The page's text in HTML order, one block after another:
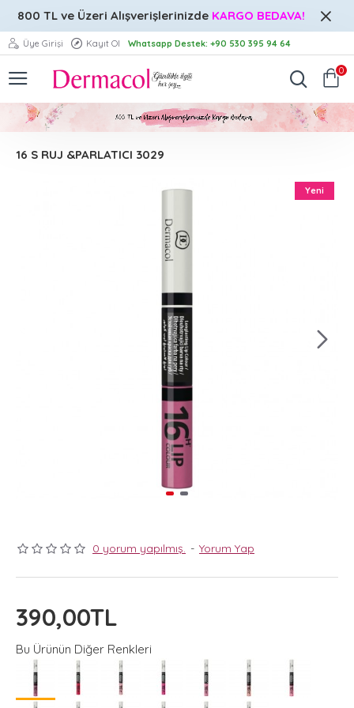
800 TL ve Üzeri Alışverişlerinizde KARGO BEDAVA!
Üye Girişi Kayıt Ol Whatsapp Destek: +90 530 395 94 64
0
16 S RUJ &PARLATICI 3029
Yeni
0 yorum yapılmış. - Yorum Yap
390,00TL
Bu Ürünün Diğer Renkleri